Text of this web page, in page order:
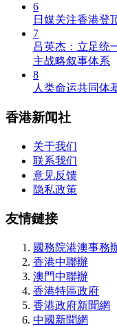
6
日媒关注香港登
7
吕英杰：立足统
主战略叙事体系
8
人类命运共同体
香港新闻社
关于我们
联系我们
意见反馈
隐私政策
友情鏈接
國務院港澳事務
香港中聯辦
澳門中聯辦
香港特區政府
香港政府新聞網
中國新聞網